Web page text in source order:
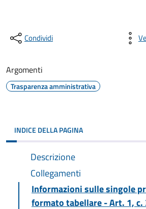
Condividi
Argomenti
Trasparenza amministrativa
INDICE DELLA PAGINA
Descrizione
Collegamenti
Informazioni sulle singole
formato tabellare - Art. 1, c.